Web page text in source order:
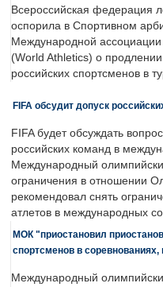
Всероссийская федерация
оспорила в Спортивном
Международной ассоциации
(World Athletics) о
российских спортсменов в
FIFA обсудит допуск
FIFA будет обсуждать
российских команд в
Международный
ограничения в отношении
рекомендовал снять
атлетов в международных
МОК "приостановил
спортсменов в
Международный